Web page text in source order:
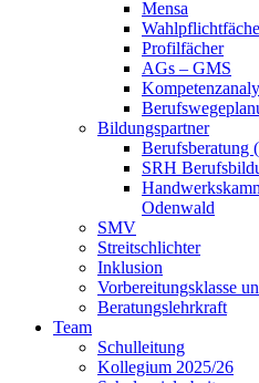
Mensa
Profilfächer
AGs – GMS
Bildungspartner
Berufsberatung
SRH
Odenwald
SMV
Streitschlichter
Inklusion
Vorbereitungsklasse
Beratungslehrkraft
Team
Schulleitung
Kollegium 2025/26